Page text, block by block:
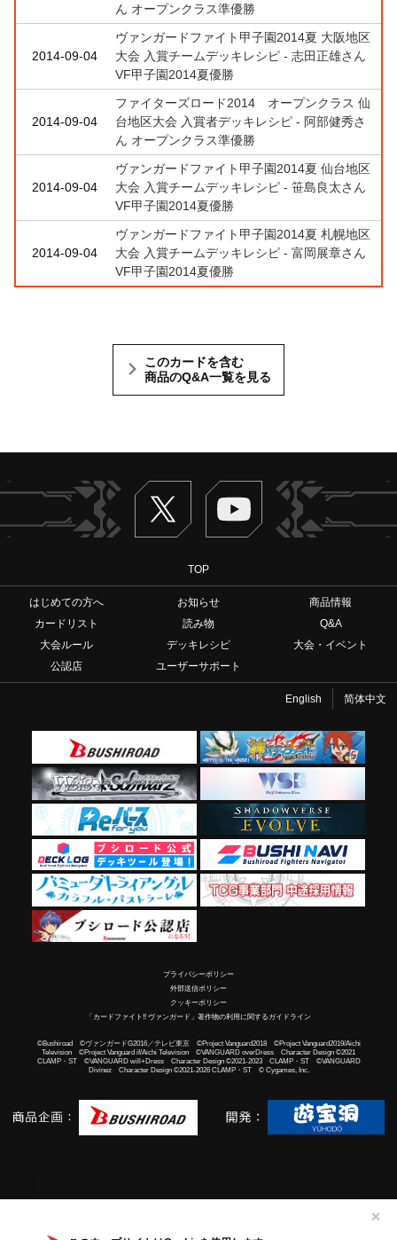
✕
ん オープンクラス準優勝
2014-09-04
ヴァンガードファイト甲子園2014夏 大阪地区
大会 入賞チームデッキレシピ - 志田正雄さん
VF甲子園2014夏優勝
2014-09-04
ファイターズロード2014 オープンクラス 仙
台地区大会 入賞者デッキレシピ - 阿部健秀さ
ん オープンクラス準優勝
2014-09-04
ヴァンガードファイト甲子園2014夏 仙台地区
大会 入賞チームデッキレシピ - 笹島良太さん
VF甲子園2014夏優勝
2014-09-04
ヴァンガードファイト甲子園2014夏 札幌地区
大会 入賞チームデッキレシピ - 富岡展章さん
VF甲子園2014夏優勝
このカードを含む
商品のQ&A一覧を見る
Twitter ヴァンガードch
TOP
はじめての方へ お知らせ
商品情報
カードリスト
読み物
Q&A
大会ルール
デッキレシピ
大会・イベント
公認店
ユーザーサポート
English 简体中文
プライバシーポリシー
外部送信ポリシー
クッキーポリシー
「カードファイト!! ヴァンガード」著作物の利用に関するガイドライン
©Bushiroad ©ヴァンガードG2016／テレビ東京 ©Project Vanguard2018 ©Project Vanguard2019/Aichi
Television ©Project Vanguard if/Aichi Television ©VANGUARD overDress Character Design ©2021
CLAMP・ST ©VANGUARD will+Dress Character Design ©2021-2023 CLAMP・ST ©VANGUARD
Divinez Character Design ©2021-2026 CLAMP・ST © Cygames, Inc.